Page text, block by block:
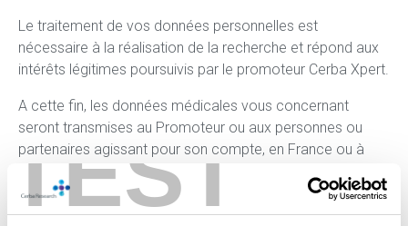
TEST
Le traitement de vos données personnelles est
nécessaire à la réalisation de la recherche et répond aux
intérêts légitimes poursuivis par le promoteur Cerba Xpert.
A cette fin, les données médicales vous concernant
seront transmises au Promoteur ou aux personnes ou
partenaires agissant pour son compte, en France ou à
l’étranger. Ces données seront identifiées par un numéro
d’enregistrement. Ces données pourront également, dans
des conditions assurant leur confidentialité, être